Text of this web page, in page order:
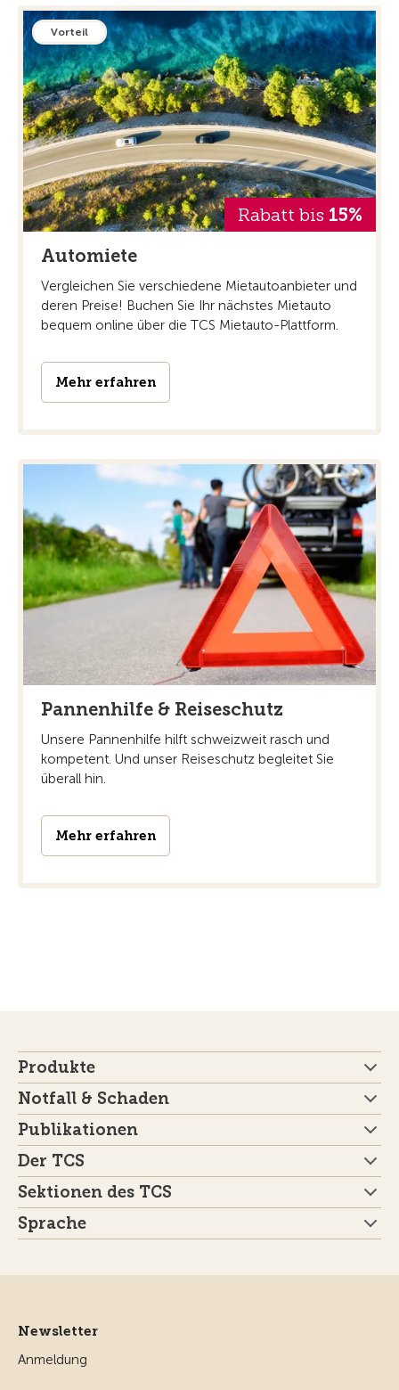
Vorteil
Rabatt bis 15%
Automiete
Vergleichen Sie verschiedene Mietautoanbieter und
deren Preise! Buchen Sie Ihr nächstes Mietauto
bequem online über die TCS Mietauto-Plattform.
Mehr erfahren
Pannenhilfe & Reiseschutz
Unsere Pannenhilfe hilft schweizweit rasch und
kompetent. Und unser Reiseschutz begleitet Sie
überall hin.
Mehr erfahren
Produkte
Notfall & Schaden
Publikationen
Der TCS
Sektionen des TCS
Sprache
Newsletter
Anmeldung